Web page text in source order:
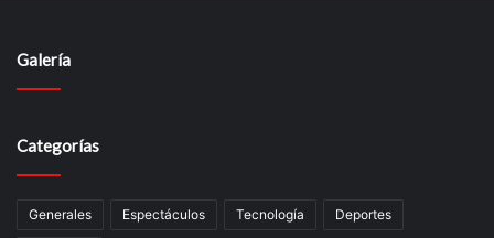
Galería
Categorías
Generales Espectáculos Tecnología Deportes